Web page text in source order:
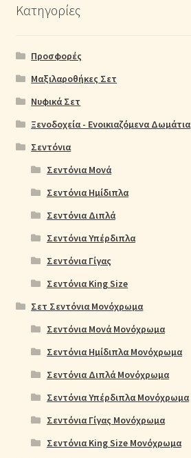
Κατηγορίες
Προσφορές
Μαξιλαροθήκες Σετ
Νυφικά Σετ
Ξενοδοχεία - Ενοικιαζόμενα Δωμάτια
Σεντόνια
Σεντόνια Μονά
Σεντόνια Ημίδιπλα
Σεντόνια Διπλά
Σεντόνια Υπέρδιπλα
Σεντόνια Γίγας
Σεντόνια King Size
Σετ Σεντόνια Μονόχρωμα
Σεντόνια Μονά Μονόχρωμα
Σεντόνια Ημίδιπλα Μονόχρωμα
Σεντόνια Διπλά Μονόχρωμα
Σεντόνια Υπέρδιπλα Μονόχρωμα
Σεντόνια Γίγας Μονόχρωμα
Σεντόνια King Size Μονόχρωμα